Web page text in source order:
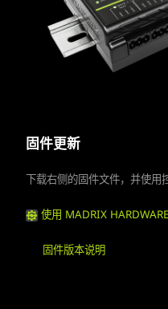
固件更新
下载右侧的固件文件，并使
使用 MADRIX
固件版本说明